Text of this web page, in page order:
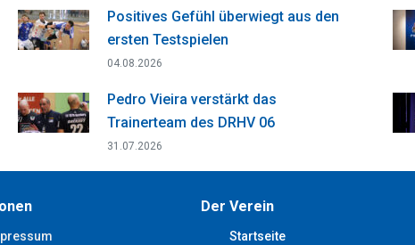
Positives Gefühl überwiegt aus den
ersten Testspielen
04.08.2026
Pedro Vieira verstärkt das
Trainerteam des DRHV 06
31.07.2026
Der Verein
Startseite